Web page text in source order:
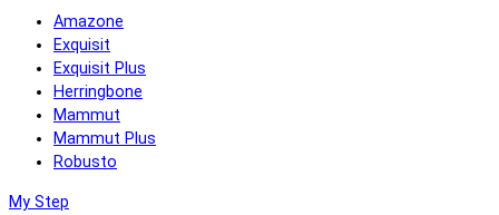
Amazone
Exquisit
Exquisit Plus
Herringbone
Mammut
Mammut Plus
Robusto
My Step